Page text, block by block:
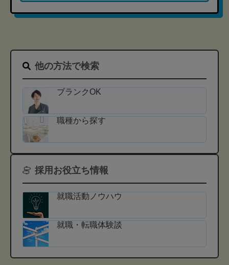
他の方法で検索
ブランクOK
職種から探す
採用お役立ち情報
就職活動ノウハウ
就職・転職体験談